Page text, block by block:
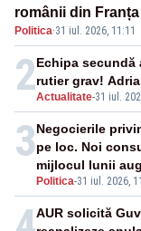
românii din
externe în fața
Politica·31 iul. 2026, 11:11
2Actualitate-31 iul.
Echipa
rutier grav!
3
Politica-31 iul. 2026,
Negocierile
pe loc. Noi
mijlocul lunii
AUR solicită